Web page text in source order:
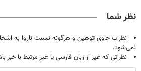
نظر شما
نظرات حاوی توهین و هرگونه نسبت ناروا به
نمی‌شود.
نظراتی که غیر از زبان فارسی یا غیر مرتبط با